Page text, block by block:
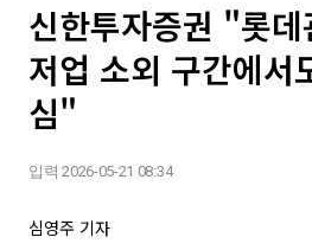
신한투자증권 "롯
저업 소외 구간에서
심"
입력 2026-05-21 08:34
심영주 기자